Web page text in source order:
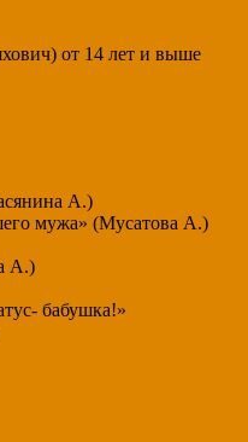
от 14 лет и выше
А.)
мужа» (Мусатова А.)
А.)
бабушка!»